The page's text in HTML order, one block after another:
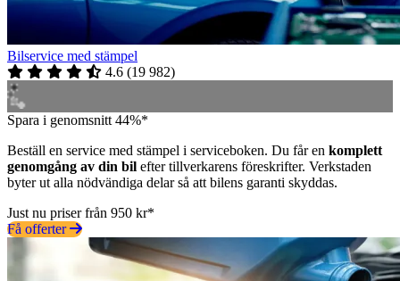
Bilservice med stämpel
4.6 (19 982)
Spara i genomsnitt 44%*
Beställ en service med stämpel i serviceboken. Du får en komplett
genomgång av din bil efter tillverkarens föreskrifter. Verkstaden
byter ut alla nödvändiga delar så att bilens garanti skyddas.
Just nu priser från 950 kr*
Få offerter